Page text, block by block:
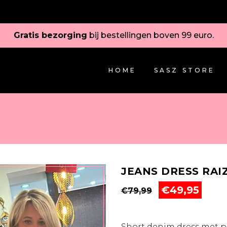
Gratis bezorging bij bestellingen boven 99 euro.
HOME SASZ STORE
JEANS DRESS
€79,99
prijs
€79,99.
€49,95
prijs